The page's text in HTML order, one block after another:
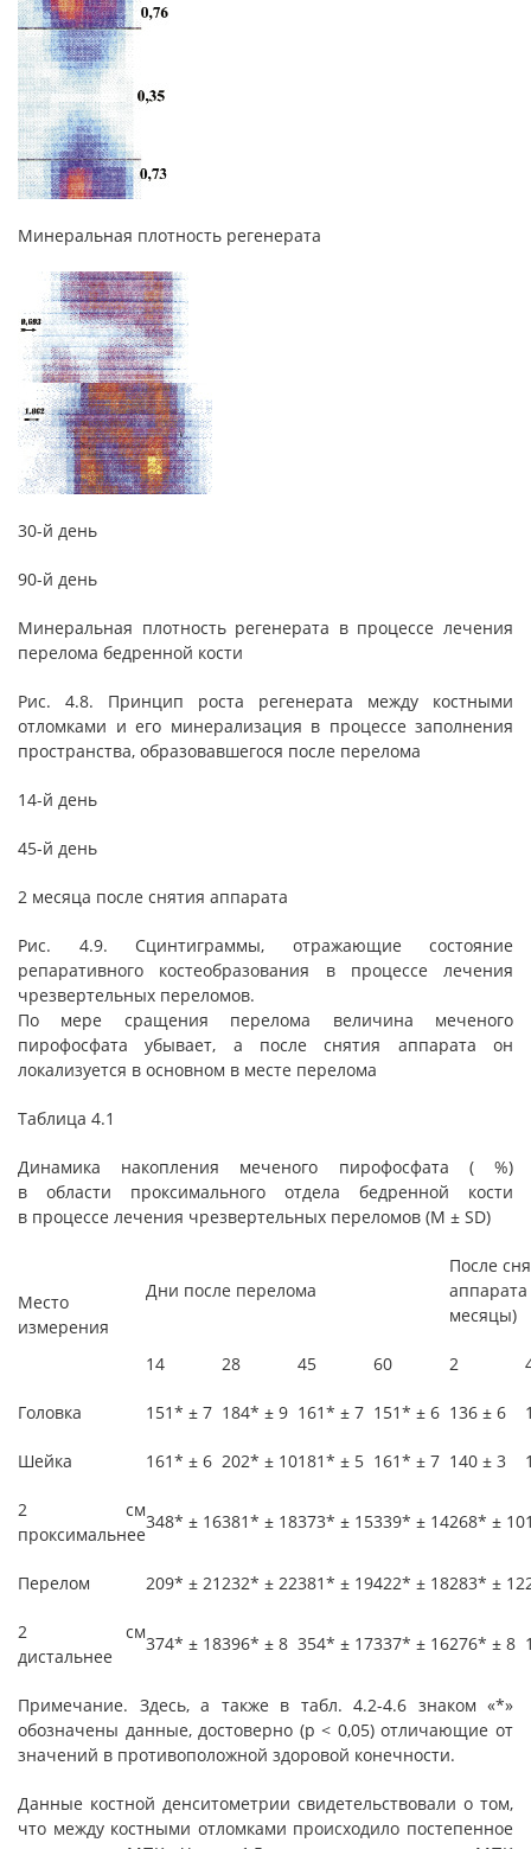
Минеральная плотность регенерата
30-й день
90-й день
Минеральная плотность регенерата в процессе лечения
перелома бедренной кости
Рис. 4.8. Принцип роста регенерата между костными
отломками и его минерализация в процессе заполнения
пространства, образовавшегося после перелома
14-й день
45-й день
2 месяца после снятия аппарата
Рис. 4.9. Сцинтиграммы, отражающие состояние
репаративного костеобразования в процессе лечения
чрезвертельных переломов.
По мере сращения перелома величина меченого
пирофосфата убывает, а после снятия аппарата он
локализуется в основном в месте перелома
Таблица 4.1
Динамика накопления меченого пирофосфата ( %)
в области проксимального отдела бедренной кости
в процессе лечения чрезвертельных переломов (М ± SD)
Место
измерения
Дни после перелома
После
аппарата
месяцы)
14 28 45 60 2
Головка 151* ± 7 184* ± 9 161* ± 7 151* ± 6 136 ± 6
Шейка 161* ± 6 202* ± 10181* ± 5 161* ± 7 140 ± 3
2 см
проксимальнее
348* ± 16381* ± 18373* ± 15339* ± 14268* ± 10
Перелом 209* ± 21232* ± 22381* ± 19422* ± 18283* ± 12
2 см
дистальнее
374* ± 18396* ± 8 354* ± 17337* ± 16276* ± 8
Примечание. Здесь, а также в табл. 4.2-4.6 знаком «*»
обозначены данные, достоверно (р < 0,05) отличающие от
значений в противоположной здоровой конечности.
Данные костной денситометрии свидетельствовали о том,
что между костными отломками происходило постепенное